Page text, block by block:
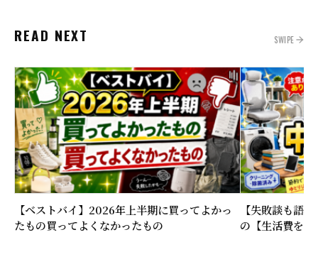
READ NEXT SWIPE
【ベストバイ】2026年上半期に買ってよかっ
たもの買ってよくなかったもの
【失敗談も語
の【生活費を下